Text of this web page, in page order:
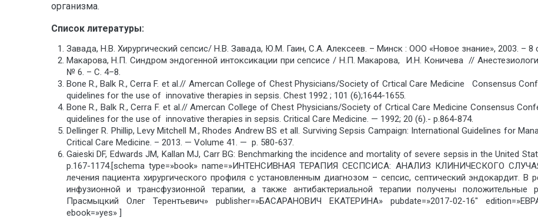
организма.
Список литературы:
Завада, Н.В. Хирургический сепсис/ Н.В. Завада, Ю.М. Гаин, С.А. Алексеев. – Минск : ООО «Новое знание», 2003. – 8
Макарова, Н.П. Синдром эндогенной интоксикации при сепсисе / Н.П. Макарова, И.Н. Коничева //
№ 6. – С. 4–8.
Bone R., Balk R., Cerra F. et al.// Amercan College of Chest Physicians/Society of Crtical Care Medicine Consensus
quidelines for the use of innovative therapies in sepsis. Chest 1992 ; 101 (6);1644-1655.
Bone R., Balk R., Cerra F. et al.// Amercan College of Chest Physicians/Society of Crtical Care Medicine Consensus
quidelines for the use of innovative therapies in sepsis. Critical Care Medicine. — 1992; 20 (6).- p.864-874.
Dellinger R. Phillip, Levy Mitchell M., Rhodes Andrew BS et all. Surviving Sepsis Campaign: International Guidelines for
Critical Care Medicine. – 2013. — Volume 41. — p. 580-637.
Gaieski DF, Edwards JM, Kallan MJ, Carr BG: Benchmarking the incidence and mortality of severe sepsis in the United
p.167-1174.[schema type=»book» name=»ИНТЕНСИВНАЯ ТЕРАПИЯ СЕСПСИСА: АНАЛИЗ КЛИНИЧЕСКОГО
лечения пациента хирургического профиля с установленным диагнозом – сепсис, септический эндокардит. В
инфузионной и трансфузионной терапии, а также антибактериальной терапии получены положительные
Прасмыцкий Олег Терентьевич» publisher=»БАСАРАНОВИЧ ЕКАТЕРИНА» pubdate=»2017-02-16″
ebook=»yes» ]